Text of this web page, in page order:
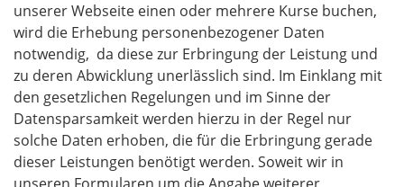
unserer Webseite einen oder mehrere Kurse buchen,
wird die Erhebung personenbezogener Daten
notwendig, da diese zur Erbringung der Leistung und
zu deren Abwicklung unerlässlich sind. Im Einklang mit
den gesetzlichen Regelungen und im Sinne der
Datensparsamkeit werden hierzu in der Regel nur
solche Daten erhoben, die für die Erbringung gerade
dieser Leistungen benötigt werden. Soweit wir in